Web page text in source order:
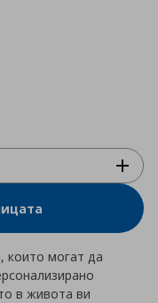
които могат да
в живота ви